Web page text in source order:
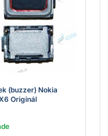
(buzzer) Nokia
Originál